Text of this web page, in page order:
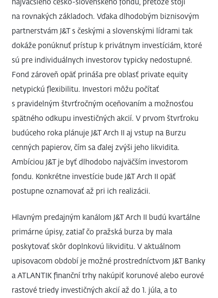
najväčšieho česko-slovenského fondu, pretože stojí
na rovnakých základoch. Vďaka dlhodobým biznisovým
partnerstvám J&T s českými a slovenskými lídrami tak
dokáže ponúknuť prístup k privátnym investíciám, ktoré
sú pre individuálnych investorov typicky nedostupné.
Fond zároveň opäť prináša pre oblasť private equity
netypickú flexibilitu. Investori môžu počítať
s pravidelným štvrťročným oceňovaním a možnosťou
spätného odkupu investičných akcií. V prvom štvrťroku
budúceho roka plánuje J&T Arch II aj vstup na Burzu
cenných papierov, čím sa ďalej zvýši jeho likvidita.
Ambíciou J&T je byť dlhodobo najväčším investorom
fondu. Konkrétne investície bude J&T Arch II opäť
postupne oznamovať až pri ich realizácii.
Hlavným predajným kanálom J&T Arch II budú kvartálne
primárne úpisy, zatiaľ čo pražská burza by mala
poskytovať skôr doplnkovú likviditu. V aktuálnom
upisovacom období je možné prostredníctvom J&T Banky
a ATLANTIK finanční trhy nakúpiť korunové alebo eurové
rastové triedy investičných akcií až do 1. júla, a to